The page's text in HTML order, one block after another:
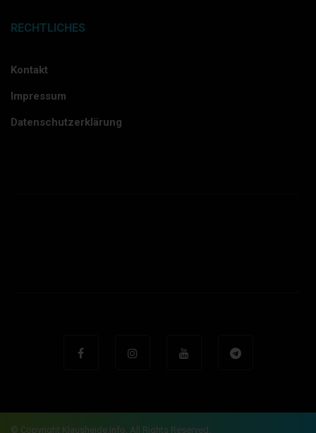
RECHTLICHES
Kontakt
Impressum
Datenschutzerklärung
© Copyright Klausheide.info. All Rights Reserved.